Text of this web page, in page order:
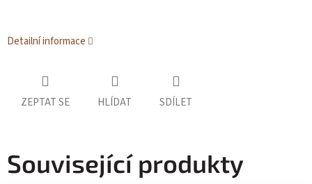
Detailní informace
ZEPTAT SE HLÍDAT SDÍLET
Související produkty